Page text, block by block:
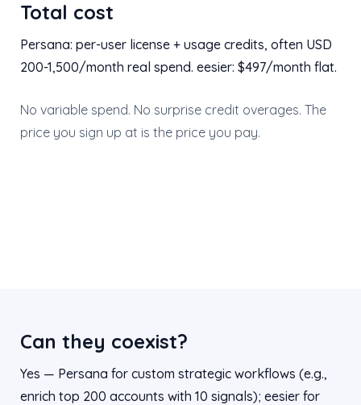
Total cost
Persana: per-user license + usage credits, often USD
200-1,500/month real spend. eesier: $497/month flat.
No variable spend. No surprise credit overages. The
price you sign up at is the price you pay.
Can they coexist?
Yes — Persana for custom strategic workflows (e.g.,
enrich top 200 accounts with 10 signals); eesier for